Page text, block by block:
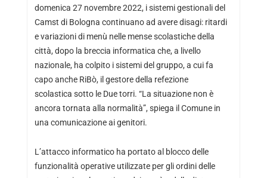
domenica 27 novembre 2022, i sistemi gestionali del
Camst di Bologna continuano ad avere disagi: ritardi
e variazioni di menù nelle mense scolastiche della
città, dopo la breccia informatica che, a livello
nazionale, ha colpito i sistemi del gruppo, a cui fa
capo anche RiBò, il gestore della refezione
scolastica sotto le Due torri. “La situazione non è
ancora tornata alla normalità”, spiega il Comune in
una comunicazione ai genitori.
L’attacco informatico ha portato al blocco delle
funzionalità operative utilizzate per gli ordini delle